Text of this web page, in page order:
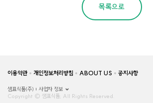
목록으로
이용약관 개인정보처리방침 ABOUT US 공지사항
샘표식품(주)
사업자 정보
Copyright © 샘표식품, All Rights Reserved.